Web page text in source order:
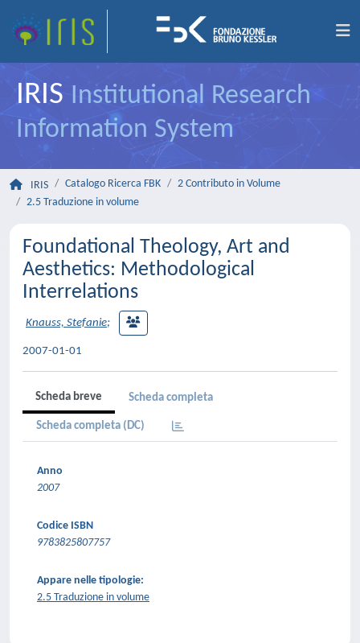
IRIS Institutional Research
Information System
IRIS Catalogo Ricerca FBK
2 Contributo in Volume
2.5 Traduzione in volume
Foundational Theology, Art and
Aesthetics: Methodological
Interrelations
Knauss, Stefanie;
2007-01-01
Scheda breve Scheda completa
Scheda completa (DC)
Anno
2007
Codice ISBN
9783825807757
Appare nelle tipologie:
2.5 Traduzione in volume